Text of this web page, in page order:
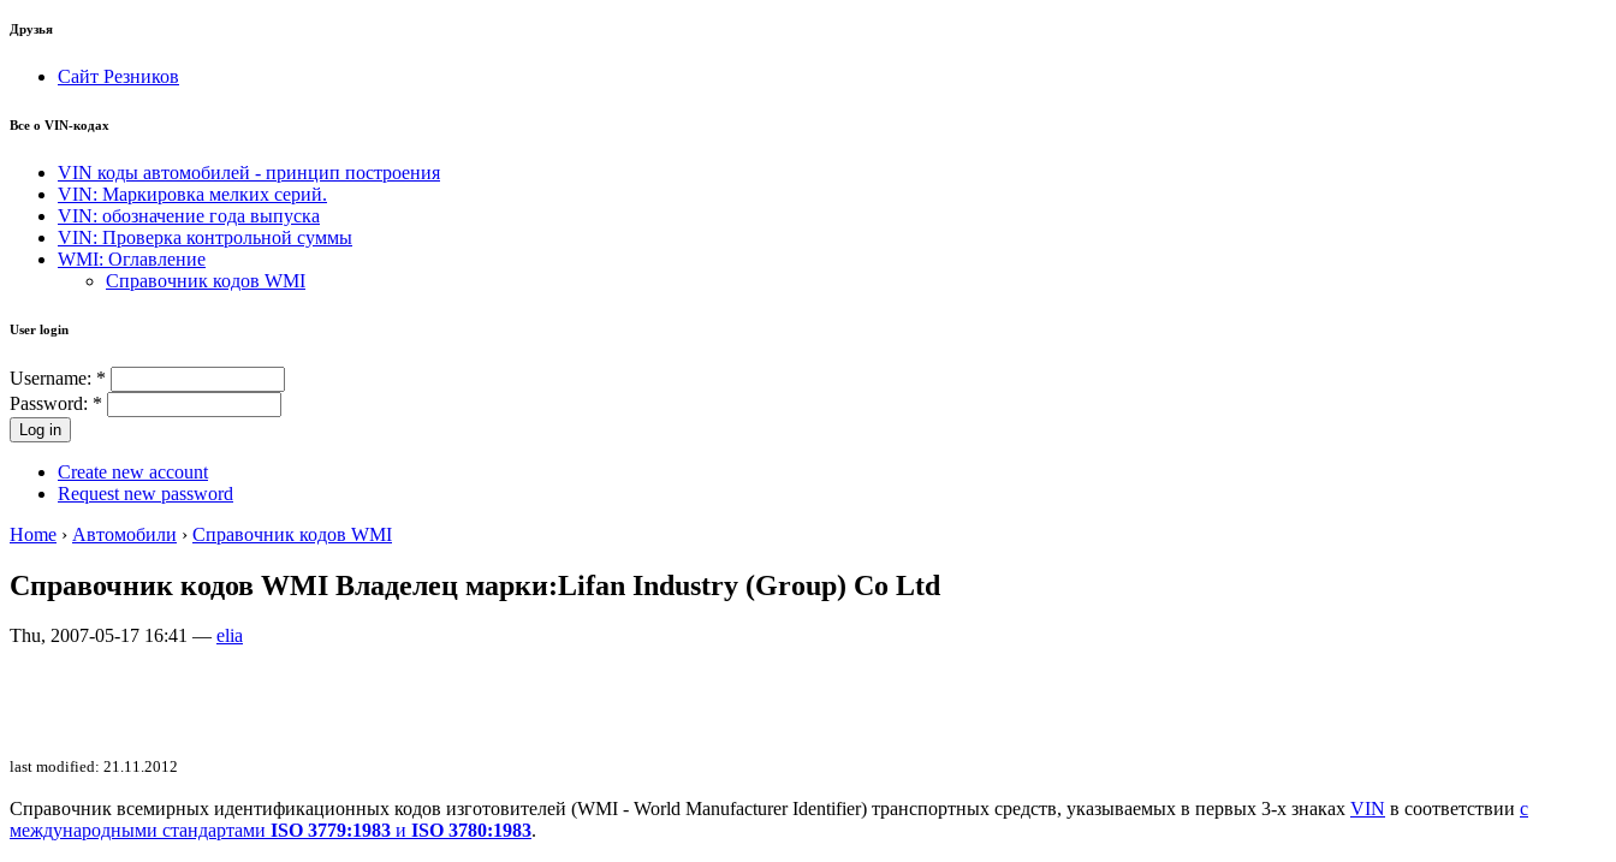
Друзья
Сайт Резников
Все о VIN-кодах
VIN коды автомобилей - принцип построения
VIN: Маркировка мелких серий.
VIN: обозначение года выпуска
VIN: Проверка контрольной суммы
WMI: Оглавление
Справочник кодов WMI
User login
Username: *
Password: *
Create new account
Request new password
Home › Автомобили › Справочник кодов WMI
Справочник кодов WMI Владелец марки:Lifan Industry (Group) Co Ltd
Thu, 2007-05-17 16:41 — elia
last modified: 21.11.2012
Справочник всемирных идентификационных кодов изготовителей (WMI - World Manufacturer Identifier) транспортных средств, указываемых в первых 3-х знаках VIN в соответствии с
международными стандартами ISO 3779:1983 и ISO 3780:1983.